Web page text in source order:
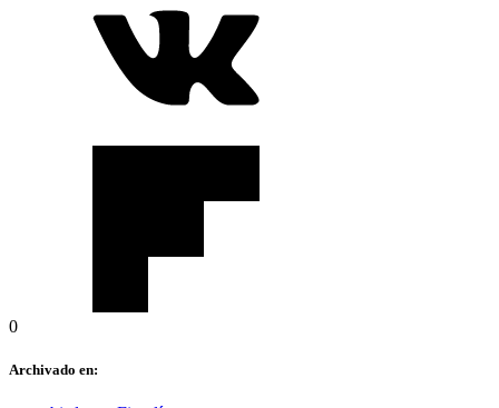
0
Archivado en: